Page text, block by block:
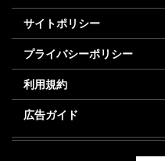
サイトポリシー
プライバシーポリシー
利用規約
広告ガイド